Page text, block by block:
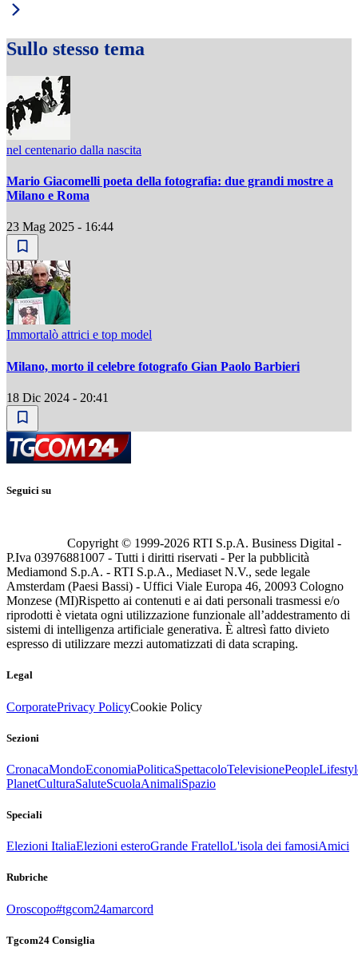
Sullo stesso tema
nel centenario dalla nascita
Mario Giacomelli poeta della fotografia: due grandi mostre a
Milano e Roma
23 Mag 2025 - 16:44
Immortalò attrici e top model
Milano, morto il celebre fotografo Gian Paolo Barbieri
18 Dic 2024 - 20:41
Seguici su
Copyright © 1999-2026 RTI S.p.A. Business Digital -
P.Iva 03976881007 - Tutti i diritti riservati - Per la pubblicità
Mediamond S.p.A. - RTI S.p.A., Mediaset N.V., sede legale
Amsterdam (Paesi Bassi) - Uffici Viale Europa 46, 20093 Cologno
Monzese (MI)Rispetto ai contenuti e ai dati personali trasmessi e/o
riprodotti è vietata ogni utilizzazione funzionale all’addestramento di
sistemi di intelligenza artificiale generativa. È altresì fatto divieto
espresso di utilizzare mezzi automatizzati di data scraping.
Legal
CorporatePrivacy PolicyCookie Policy
Sezioni
CronacaMondoEconomiaPoliticaSpettacoloTelevisionePeople
PlanetCulturaSaluteScuolaAnimaliSpazio
Speciali
Elezioni ItaliaElezioni esteroGrande FratelloL'isola dei famosiAmici
Rubriche
Oroscopo#tgcom24amarcord
Tgcom24 Consiglia